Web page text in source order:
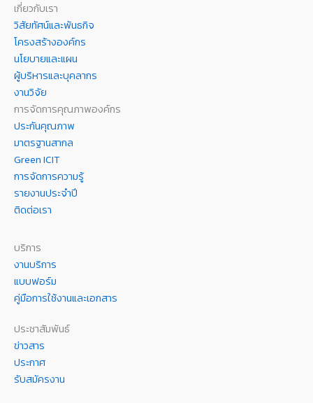
เกี่ยวกับเรา
วิสัยทัศน์และพันธกิจ
โครงสร้างองค์กร
นโยบายและแผน
ผู้บริหารและบุคลากร
งานวิจัย
การจัดการคุณภาพองค์กร
ประกันคุณภาพ
มาตรฐานสากล
Green ICIT
การจัดการความรู้
รายงานประจำปี
ติดต่อเรา
บริการ
งานบริการ
แบบฟอร์ม
คู่มือการใช้งานและเอกสาร
ประชาสัมพันธ์
ข่าวสาร
ประกาศ
รับสมัครงาน